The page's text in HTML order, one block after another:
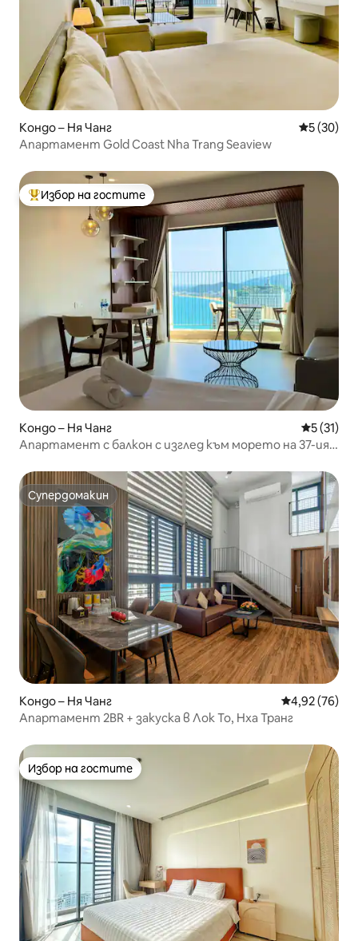
Кондо – Ня Чанг Средна
5 (30)
Апартамент Gold Coast Nha Trang Seaview
Най-популярен избор на гостите
Избор на гостите
Кондо – Ня Чанг Средна
5 (31)
Апартамент с балкон с изглед към морето на 37-ия
Супердомакин
Супердомакин
Кондо – Ня Чанг Средна
4,92 (76)
Апартамент 2BR + закуска в Лок То, Нха Транг
Избор на гостите
Избор на гостите